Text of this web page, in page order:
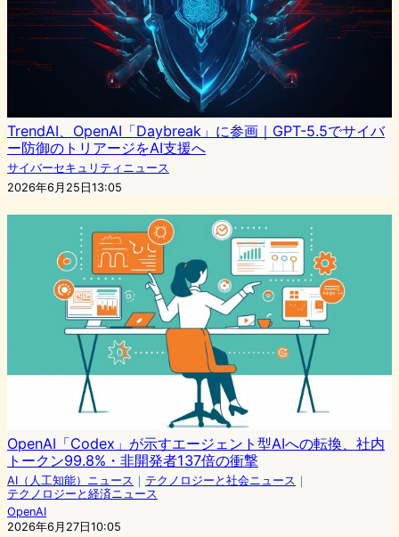
TrendAI、OpenAI「Daybreak」に参画｜GPT-5.5でサイバ
ー防御のトリアージをAI支援へ
サイバーセキュリティニュース
2026年6月25日13:05
OpenAI「Codex」が示すエージェント型AIへの転換、社内
トークン99.8%・非開発者137倍の衝撃
AI（人工知能）ニュース ｜ テクノロジーと社会ニュース ｜
テクノロジーと経済ニュース
OpenAI
2026年6月27日10:05